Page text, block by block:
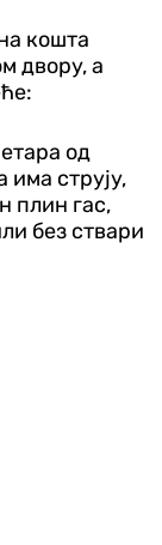
кошта
двору, а
од
има струју,
плин гас,
без ствари